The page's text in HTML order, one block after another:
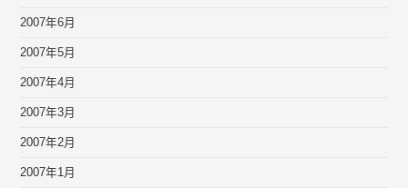
2007年6月
2007年5月
2007年4月
2007年3月
2007年2月
2007年1月